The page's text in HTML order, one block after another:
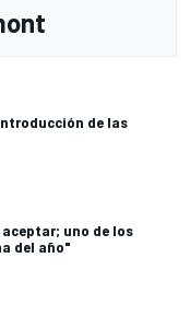
de las
uno de los
del año"